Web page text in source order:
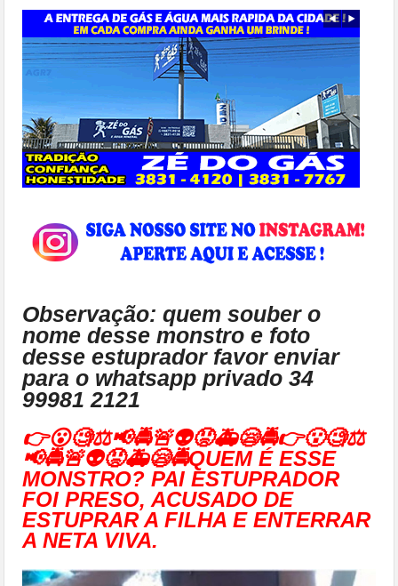
Observação: quem souber o
nome desse monstro e foto
desse estuprador favor enviar
para o whatsapp privado 34
99981 2121
👉😮🧐⚖📢🚔🚨👽😡🚑😪🚔👉😮🧐⚖
📢🚔🚨👽😡🚑😪🚔QUEM É ESSE
MONSTRO? PAI ESTUPRADOR
FOI PRESO, ACUSADO DE
ESTUPRAR A FILHA E ENTERRAR
A NETA VIVA.